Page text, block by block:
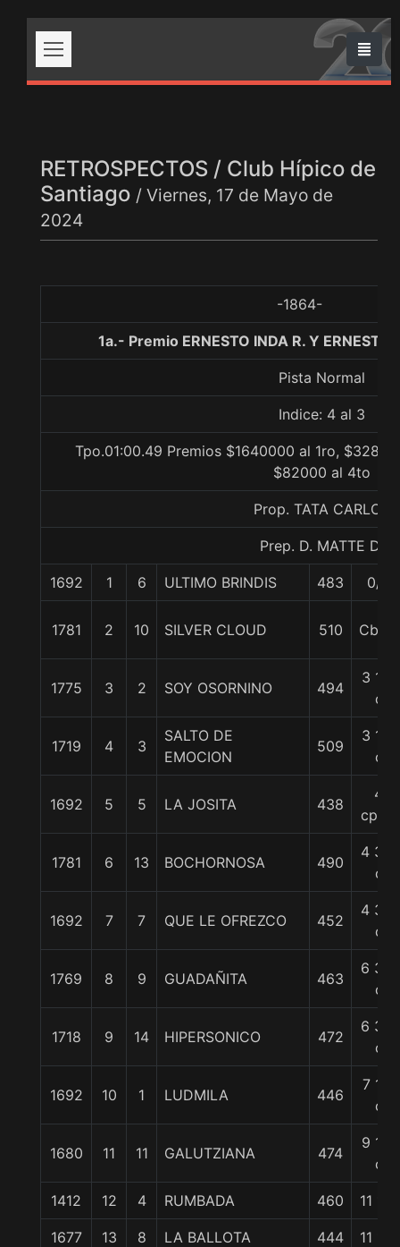
RETROSPECTOS / Club Hípico de
Santiago / Viernes, 17 de Mayo de
2024
-1864-
1a.- Premio ERNESTO INDA R. Y
Pista Normal
Indice: 4 al 3
Tpo.01:00.49 Premios $1640000 al 1ro,
$82000 al 4to
Prop. TATA CARLOS
Prep. D. MATTE D.
1692 1 6 ULTIMO BRINDIS 483 0/0
1781 2 10 SILVER CLOUD 510 Cbza.
1775 3 2 SOY OSORNINO 494
3 1/2
c
1719 4 3
SALTO DE
EMOCION
509
3 1/2
c
1692 5 5 LA JOSITA 438
4
cpos.
1781 6 13 BOCHORNOSA 490
4 3/4
c
1692 7 7 QUE LE OFREZCO 452
4 3/4
c
1769 8 9 GUADAÑITA 463
6 3/4
c
1718 9 14 HIPERSONICO 472
6 3/4
c
1692 10 1 LUDMILA 446
7 1/4
c
1680 11 11 GALUTZIANA 474
9 1/4
c
1412 12 4 RUMBADA 460 11 1/2
1677 13 8 LA BALLOTA 444 11 1/2